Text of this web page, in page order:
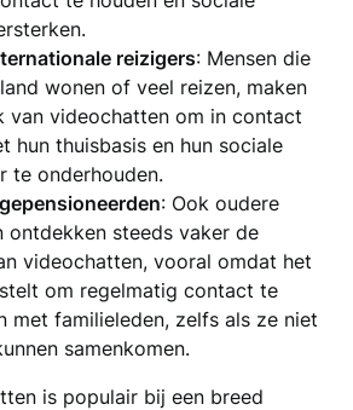
reizigers: Mensen die
wonen of veel reizen, maken
van videochatten om in contact
hun thuisbasis en hun sociale
te onderhouden.
: Ook oudere
ontdekken steeds vaker de
videochatten, vooral omdat het
om regelmatig contact te
met familieleden, zelfs als ze niet
samenkomen.
is populair bij een breed